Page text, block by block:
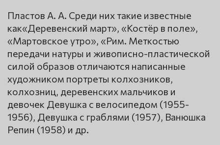
Пластов А. А. Среди них такие известные
как«Деревенский март», «Костёр в поле»,
«Мартовское утро», «Рим. Меткостью
передачи натуры и живописно-пластической
силой образов отличаются написанные
художником портреты колхозников,
колхозниц, деревенских мальчиков и
девочек Девушка с велосипедом (1955-
1956), Девушка с граблями (1957), Ванюшка
Репин (1958) и др.